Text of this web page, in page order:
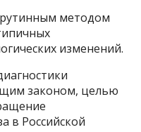
методом
изменений.
законом, целью
в Российской